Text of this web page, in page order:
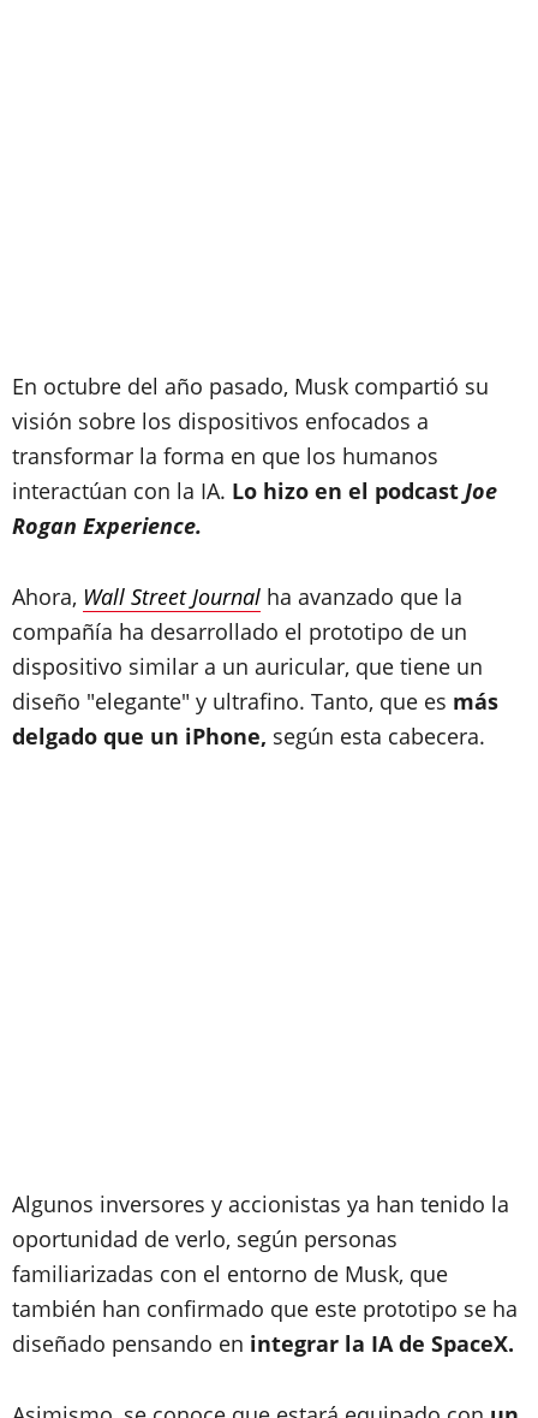
En octubre del año pasado, Musk compartió su
visión sobre los dispositivos enfocados a
transformar la forma en que los humanos
interactúan con la IA. Lo hizo en el podcast Joe
Rogan Experience.
Ahora, Wall Street Journal ha avanzado que la
compañía ha desarrollado el prototipo de un
dispositivo similar a un auricular, que tiene un
diseño "elegante" y ultrafino. Tanto, que es más
delgado que un iPhone, según esta cabecera.
Algunos inversores y accionistas ya han tenido la
oportunidad de verlo, según personas
familiarizadas con el entorno de Musk, que
también han confirmado que este prototipo se ha
diseñado pensando en integrar la IA de SpaceX.